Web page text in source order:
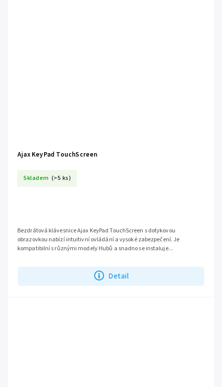
Ajax KeyPad TouchScreen
Skladem (>5 ks)
Detail
Bezdrátová klávesnice Ajax KeyPad TouchScreen s dotykovou
obrazovkou nabízí intuitivní ovládání a vysoké zabezpečení. Je
kompatibilní s různými modely Hubů a snadno se instaluje...